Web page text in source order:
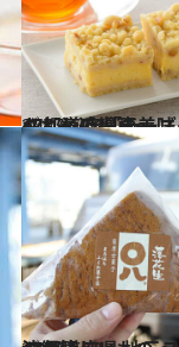
2017.10.1
47都道府県の美味しいすぐれもの 「チーズケーキ」～近畿篇～
グルメ